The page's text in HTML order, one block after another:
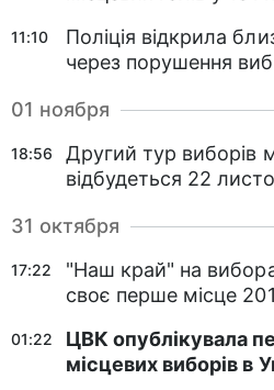
11:10
Поліція відкрила
через порушення
01 ноября
18:56
Другий тур виборів
відбудеться 22
31 октября
17:22
"Наш край" на
своє перше місце
01:22
ЦВК опублікувала
місцевих виборів в